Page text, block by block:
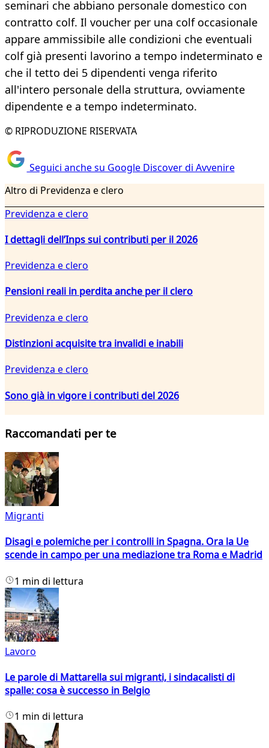
seminari che abbiano personale domestico con
contratto colf. Il voucher per una colf occasionale
appare ammissibile alle condizioni che eventuali
colf già presenti lavorino a tempo indeterminato e
che il tetto dei 5 dipendenti venga riferito
all'intero personale della struttura, ovviamente
dipendente e a tempo indeterminato.
© RIPRODUZIONE RISERVATA
Seguici anche su Google Discover di Avvenire
Altro di Previdenza e clero
Previdenza e clero
I dettagli dell’Inps sui contributi per il 2026
Previdenza e clero
Pensioni reali in perdita anche per il clero
Previdenza e clero
Distinzioni acquisite tra invalidi e inabili
Previdenza e clero
Sono già in vigore i contributi del 2026
Raccomandati per te
Migranti
Disagi e polemiche per i controlli in Spagna. Ora la Ue
scende in campo per una mediazione tra Roma e Madrid
1 min di lettura
Lavoro
Le parole di Mattarella sui migranti, i sindacalisti di
spalle: cosa è successo in Belgio
1 min di lettura